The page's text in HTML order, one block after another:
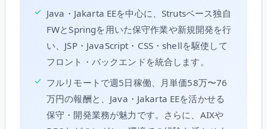
✓ Java・Jakarta EEを中心に、Strutsベース独自
FWとSpringを用いた保守作業や新規開発を行
い、JSP・JavaScript・CSS・shellを駆使して
フロント・バックエンドを統合します。
✓ フルリモートで週5日稼働、月単価58万〜76
万円の報酬と、Java・Jakarta EEを活かせる
保守・開発業務が魅力です。さらに、AIXや